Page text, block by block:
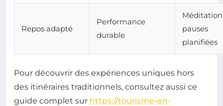
Repos adapté
Performance
durable
pauses
planifiées
Pour découvrir des expériences uniques hors
des itinéraires traditionnels, consultez aussi ce
guide complet sur https://tourisme-en-